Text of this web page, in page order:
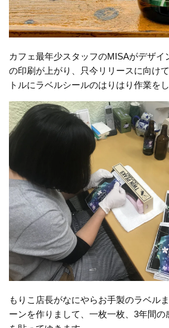
カフェ最年少スタッフのMISAがデザイ
の印刷が上がり、只今リリースに向け
トルにラベルシールのはりはり作業を
もりこ店長がなにやらお手製のラベル
ーンを作りまして、一枚一枚、3年間